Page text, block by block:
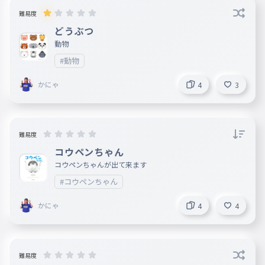
難易度
どうぶつ
動物
#動物
かにゃ 4 3
難易度
コウペンちゃん
コウペンちゃんが出て来ます
#コウペンちゃん
かにゃ 4 4
難易度